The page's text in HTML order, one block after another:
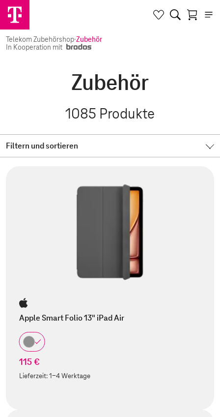
Telekom Zubehörshop·Zubehör
In Kooperation mit
Zubehör
1085 Produkte
Filtern und sortieren
Apple Smart Folio 13" iPad Air
115 €
Lieferzeit:1-4 Werktage